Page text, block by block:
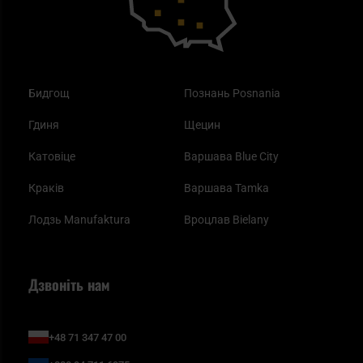
Бидгощ
Гдиня
Катовіце
Краків
Лодзь Manufaktura
Познань Posnania
Щецин
Варшава Blue City
Варшава Tamka
Вроцлав Bielany
Дзвоніть нам
+48 71 347 47 00